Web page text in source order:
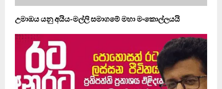
උමාඔය යනු අයිය-මල්ලි සමාගමේ මහා මංකොල්ලයයි